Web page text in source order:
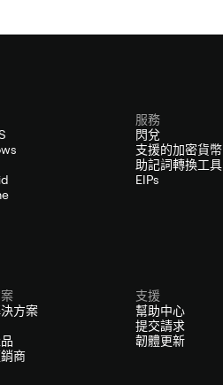
服務
閃兌
支援的加密貨幣
助記詞轉換工具
EIPs
方案
商
支援
幫助中心
提交請求
韌體更新